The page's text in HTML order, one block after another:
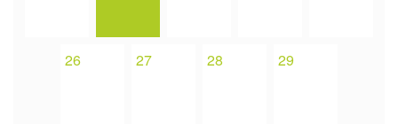
26 27 28 29